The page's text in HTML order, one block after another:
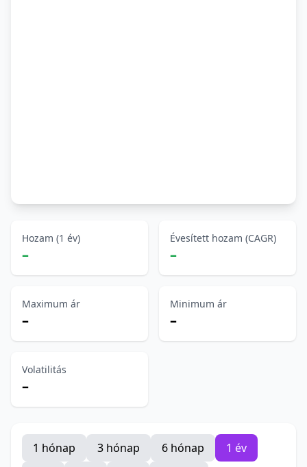
Hozam (1 év)
–
Évesített hozam (CAGR)
–
Maximum ár
–
Minimum ár
–
Volatilitás
–
1 hónap 3 hónap 6 hónap
1 év